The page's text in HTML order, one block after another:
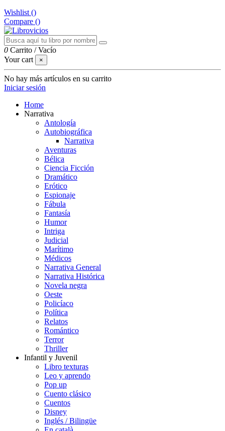
Wishlist ()
Compare ()
0 Carrito /Vacío
Your cart
×
No hay más artículos en su carrito
Iniciar sesión
Home
Narrativa
Antología
Autobiográfica
Narrativa
Aventuras
Bélica
Ciencia Ficción
Dramático
Erótico
Espionaje
Fábula
Fantasía
Humor
Intriga
Judicial
Marítimo
Médicos
Narrativa General
Narrativa Histórica
Novela negra
Oeste
Policíaco
Política
Relatos
Romántico
Terror
Thriller
Infantil y Juvenil
Libro texturas
Leo y aprendo
Pop up
Cuento clásico
Cuentos
Disney
Inglés / Bilingüe